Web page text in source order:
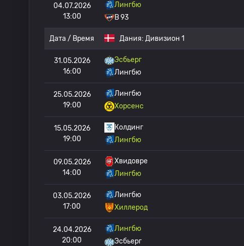
04.07.2026
13:00
Лингбю
B 93
Дата / Время Дания: Дивизион 1
31.05.2026
16:00
Эсбьерг
Лингбю
25.05.2026
19:00
Лингбю
Хорсенс
15.05.2026
19:00
Колдинг
Лингбю
09.05.2026
14:00
Хвидовре
Лингбю
03.05.2026
17:00
Лингбю
Хиллерод
24.04.2026
20:00
Лингбю
Эсбьерг